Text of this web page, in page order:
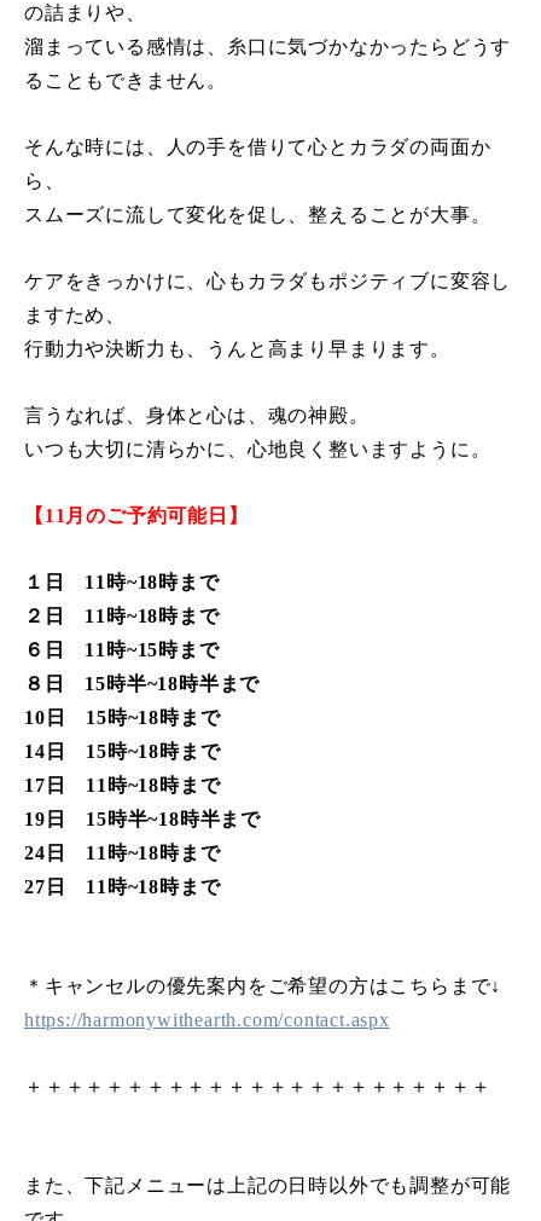
の詰まりや、
溜まっている感情は、糸口に気づかなかったらどうす
ることもできません。
そんな時には、人の手を借りて心とカラダの両面か
ら、
スムーズに流して変化を促し、整えることが大事。
ケアをきっかけに、心もカラダもポジティブに変容し
ますため、
行動力や決断力も、うんと高まり早まります。
言うなれば、身体と心は、魂の神殿。
いつも大切に清らかに、心地良く整いますように。
【11月のご予約可能日】
１日 11時~18時まで
２日 11時~18時まで
６日 11時~15時まで
８日 15時半~18時半まで
10日 15時~18時まで
14日 15時~18時まで
17日 11時~18時まで
19日 15時半~18時半まで
24日 11時~18時まで
27日 11時~18時まで
＊キャンセルの優先案内をご希望の方はこちらまで↓
https://harmonywithearth.com/contact.aspx
＋＋＋＋＋＋＋＋＋＋＋＋＋＋＋＋＋＋＋＋＋＋＋
また、下記メニューは上記の日時以外でも調整が可能